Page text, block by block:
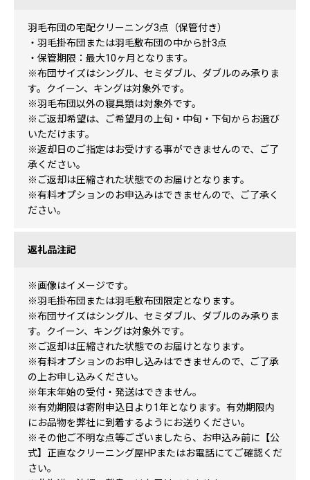
羽毛布団の宅配クリーニング3点（保管付き）
・羽毛掛布団または羽毛敷布団の中から計3点
・保管期限：最大10ヶ月となります。
※布団サイズはシングル、セミダブル、ダブルのみ承りま
す。クイーン、キングは対象外です。
※羽毛布団以外の寝具類は対象外です。
※ご返却希望は、ご希望月の上旬・中旬・下旬からお選び
いただけます。
※返却日のご指定はお受けする事ができませんので、ご了
承ください。
※ご返却は圧縮された状態でのお届けとなります。
※有料オプションのお申込みはできませんので、ご了承く
ださい。
返礼品注記
※画像はイメージです。
※羽毛掛布団または羽毛敷布団限定となります。
※布団サイズはシングル、セミダブル、ダブルのみ承りま
す。クイーン、キングは対象外です。
※ご返却は圧縮された状態でのお届けとなります。
※有料オプションのお申し込みはできませんので、ご了承
の上お申し込みください。
※年末年始の受付・発送はできません。
※有効期限は寄附申込日より1年となります。有効期限内
にお品物を弊社に到着するようにお送りください。
※その他ご不明な点等ございましたら、お申込み前に【公
式】正直なクリーニング屋HPまたはお電話にてご確認くだ
さい。